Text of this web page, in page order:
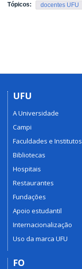
Tópicos: docentes UFU
UFU
A Universidade
Campi
Faculdades e Institutos
Bibliotecas
Hospitais
Restaurantes
Fundações
Apoio estudantil
Internacionalização
Uso da marca UFU
FO